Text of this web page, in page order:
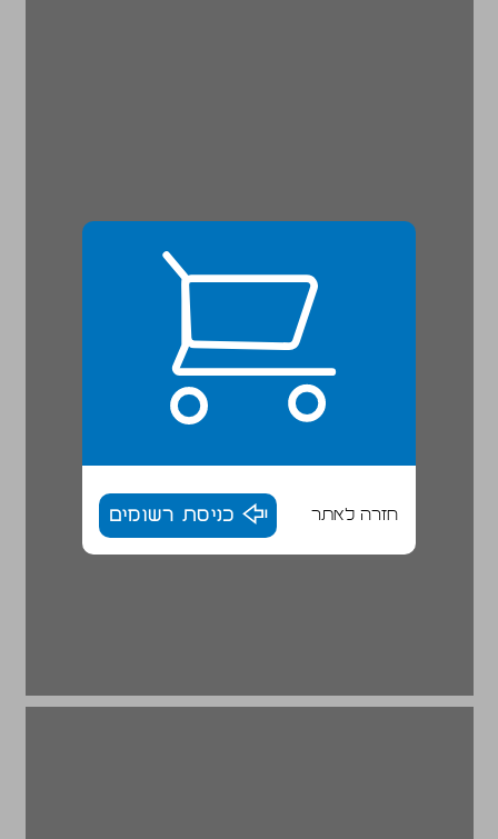
חזרה לאתר כניסת רשומים